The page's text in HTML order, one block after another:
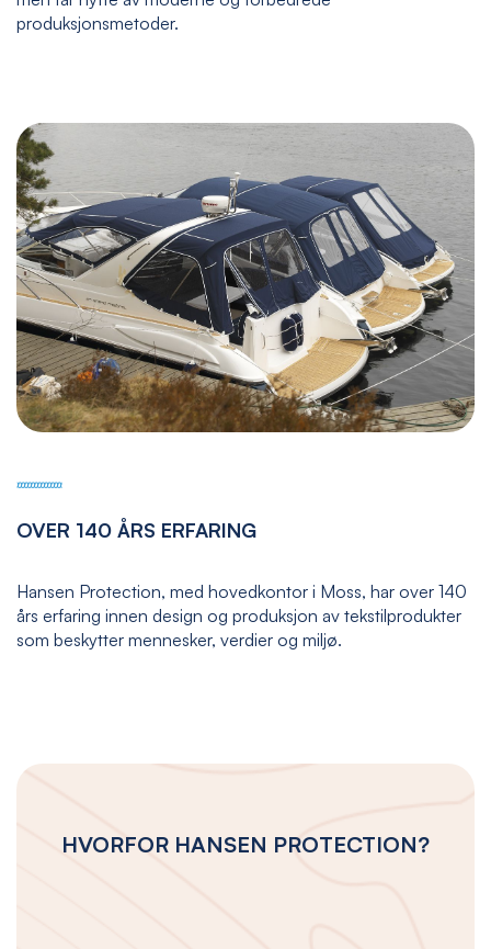
produksjonsmetoder.
OVER 140 ÅRS ERFARING
Hansen Protection, med hovedkontor i Moss, har over 140
års erfaring innen design og produksjon av tekstilprodukter
som beskytter mennesker, verdier og miljø.
HVORFOR HANSEN PROTECTION?